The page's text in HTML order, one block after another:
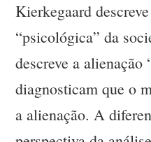
Kierkegaard
“psicológica” da
descreve a
diagnosticam que o
a alienação. A